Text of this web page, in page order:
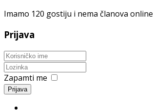
Imamo 120 gostiju i nema članova online
Prijava
Zapamti me
Prijava